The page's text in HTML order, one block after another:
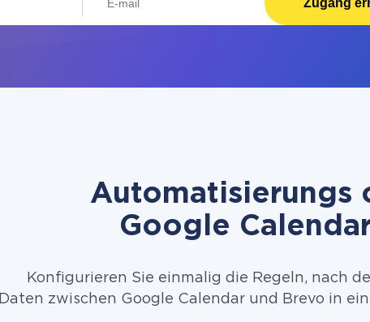
Automatisierungs
Google
Konfigurieren Sie einmalig die Regeln, nach
Daten zwischen Google Calendar und Brevo in